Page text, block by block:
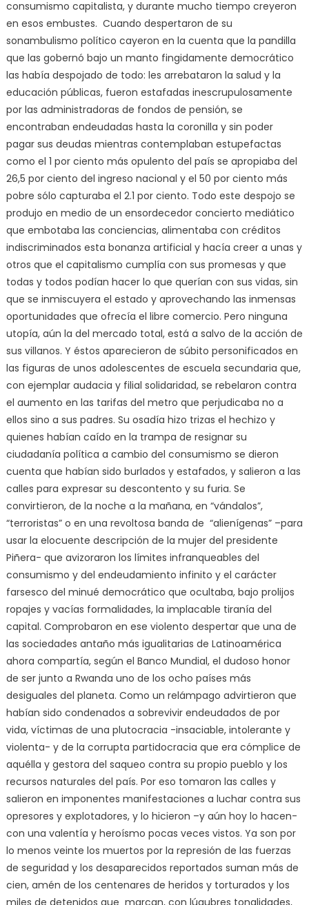
consumismo capitalista, y durante mucho tiempo creyeron
en esos embustes. Cuando despertaron de su
sonambulismo político cayeron en la cuenta que la pandilla
que las gobernó bajo un manto fingidamente democrático
las había despojado de todo: les arrebataron la salud y la
educación públicas, fueron estafadas inescrupulosamente
por las administradoras de fondos de pensión, se
encontraban endeudadas hasta la coronilla y sin poder
pagar sus deudas mientras contemplaban estupefactas
como el 1 por ciento más opulento del país se apropiaba del
26,5 por ciento del ingreso nacional y el 50 por ciento más
pobre sólo capturaba el 2.1 por ciento. Todo este despojo se
produjo en medio de un ensordecedor concierto mediático
que embotaba las conciencias, alimentaba con créditos
indiscriminados esta bonanza artificial y hacía creer a unas y
otros que el capitalismo cumplía con sus promesas y que
todas y todos podían hacer lo que querían con sus vidas, sin
que se inmiscuyera el estado y aprovechando las inmensas
oportunidades que ofrecía el libre comercio. Pero ninguna
utopía, aún la del mercado total, está a salvo de la acción de
sus villanos. Y éstos aparecieron de súbito personificados en
las figuras de unos adolescentes de escuela secundaria que,
con ejemplar audacia y filial solidaridad, se rebelaron contra
el aumento en las tarifas del metro que perjudicaba no a
ellos sino a sus padres. Su osadía hizo trizas el hechizo y
quienes habían caído en la trampa de resignar su
ciudadanía política a cambio del consumismo se dieron
cuenta que habían sido burlados y estafados, y salieron a las
calles para expresar su descontento y su furia. Se
convirtieron, de la noche a la mañana, en “vándalos”,
“terroristas” o en una revoltosa banda de “alienígenas” –para
usar la elocuente descripción de la mujer del presidente
Piñera- que avizoraron los límites infranqueables del
consumismo y del endeudamiento infinito y el carácter
farsesco del minué democrático que ocultaba, bajo prolijos
ropajes y vacías formalidades, la implacable tiranía del
capital. Comprobaron en ese violento despertar que una de
las sociedades antaño más igualitarias de Latinoamérica
ahora compartía, según el Banco Mundial, el dudoso honor
de ser junto a Rwanda uno de los ocho países más
desiguales del planeta. Como un relámpago advirtieron que
habían sido condenados a sobrevivir endeudados de por
vida, víctimas de una plutocracia -insaciable, intolerante y
violenta- y de la corrupta partidocracia que era cómplice de
aquélla y gestora del saqueo contra su propio pueblo y los
recursos naturales del país. Por eso tomaron las calles y
salieron en imponentes manifestaciones a luchar contra sus
opresores y explotadores, y lo hicieron –y aún hoy lo hacen-
con una valentía y heroísmo pocas veces vistos. Ya son por
lo menos veinte los muertos por la represión de las fuerzas
de seguridad y los desaparecidos reportados suman más de
cien, amén de los centenares de heridos y torturados y los